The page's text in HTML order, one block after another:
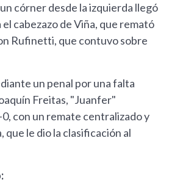
córner desde la izquierda llegó
cabezazo de Viña, que remató
Rufinetti, que contuvo sobre
un penal por una falta
Freitas, "Juanfer"
con un remate centralizado y
que le dio la clasificación al